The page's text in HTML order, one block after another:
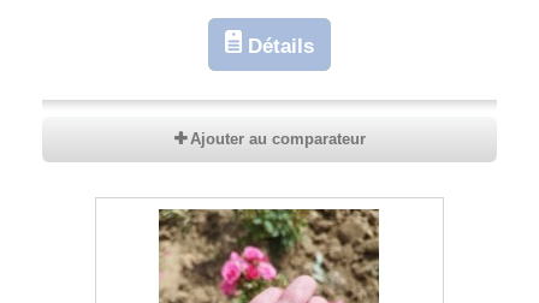
Détails
Ajouter au comparateur